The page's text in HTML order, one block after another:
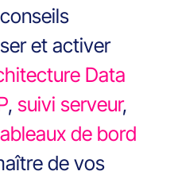
et activer
Data
, suivi serveur,
de bord
de vos